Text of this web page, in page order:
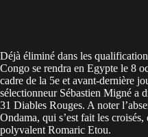
Déjà éliminé dans les
Congo se rendra en Egypte le 8
cadre de la 5e et avant-dernière
sélectionneur Sébastien Migné a
31 Diables Rouges. A noter
Ondama, qui s’est fait les croisés,
polyvalent Romaric Etou.